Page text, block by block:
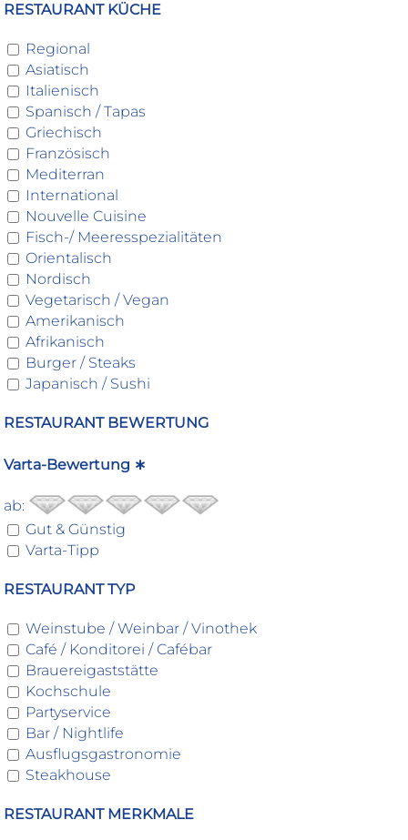
RESTAURANT KÜCHE
Regional
Asiatisch
Italienisch
Spanisch / Tapas
Griechisch
Französisch
Mediterran
International
Nouvelle Cuisine
Fisch-/ Meeresspezialitäten
Orientalisch
Nordisch
Vegetarisch / Vegan
Amerikanisch
Afrikanisch
Burger / Steaks
Japanisch / Sushi
RESTAURANT BEWERTUNG
Varta-Bewertung ∗
ab:
Gut & Günstig
Varta-Tipp
RESTAURANT TYP
Weinstube / Weinbar / Vinothek
Café / Konditorei / Cafébar
Brauereigaststätte
Kochschule
Partyservice
Bar / Nightlife
Ausflugsgastronomie
Steakhouse
RESTAURANT MERKMALE